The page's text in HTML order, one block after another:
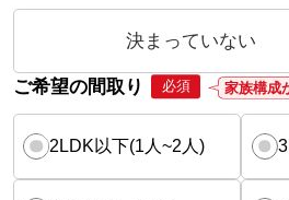
決まっていない
ご希望の間取り 必須 家族構成
2LDK以下(1人~2人)